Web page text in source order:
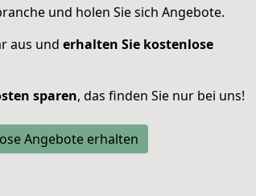
und holen Sie sich Angebote.
aus und erhalten Sie kostenlose
sparen, das finden Sie nur bei uns!
Angebote erhalten